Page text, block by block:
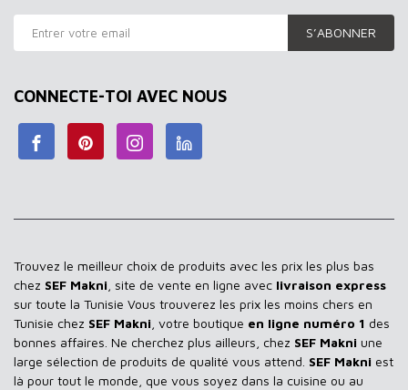
S’ABONNER
CONNECTE-TOI AVEC NOUS
Trouvez le meilleur choix de produits avec les prix les plus bas
chez SEF Makni , site de vente en ligne avec livraison express
sur toute la Tunisie Vous trouverez les prix les moins chers en
Tunisie chez SEF Makni , votre boutique en ligne numéro 1 des
bonnes affaires. Ne cherchez plus ailleurs, chez SEF Makni une
large sélection de produits de qualité vous attend. SEF Makni est
là pour tout le monde, que vous soyez dans la cuisine ou au